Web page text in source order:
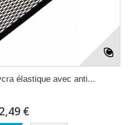
élastique avec anti...
2,49 €